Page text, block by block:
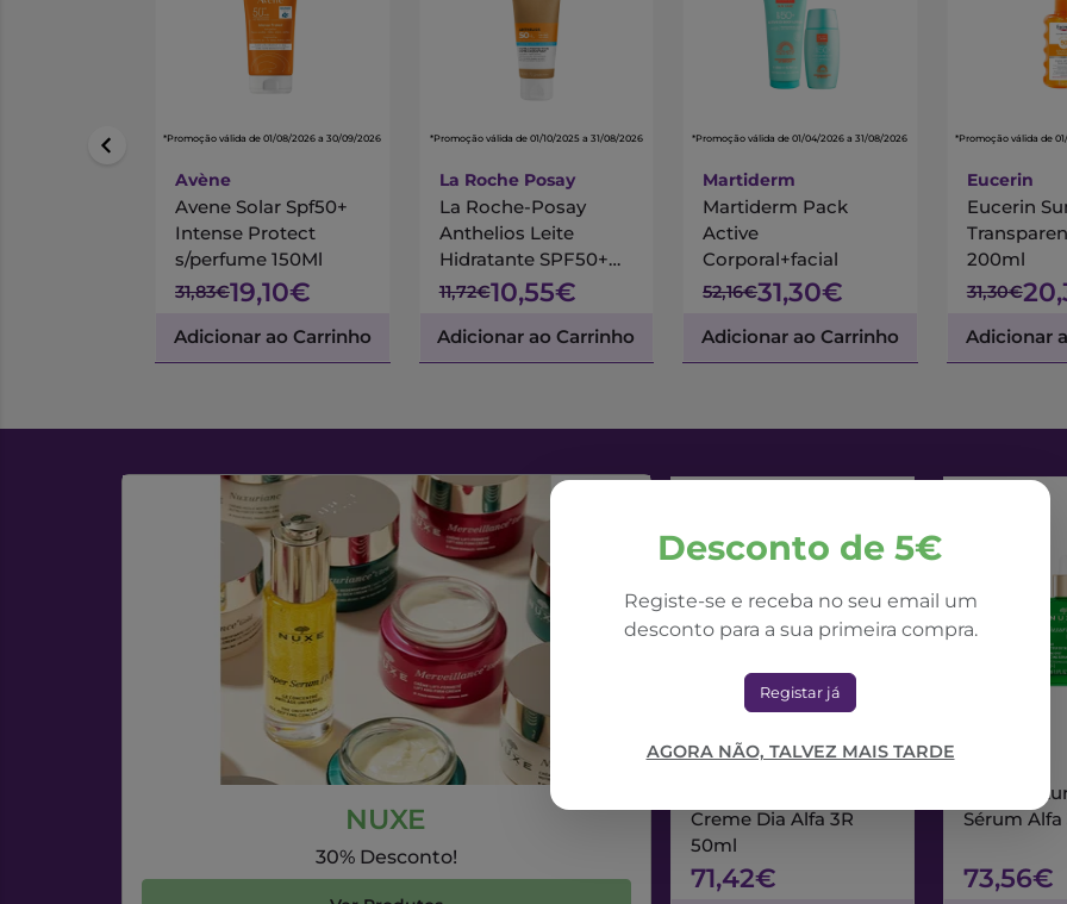
Desconto de 5€
Registe-se e receba no seu email um
desconto para a sua primeira compra.
Registar já
AGORA NÃO, TALVEZ MAIS TARDE
*Promoção válida de 01/08/2026 a 30/09/2026
Avène
Avene Solar Spf50+
Intense Protect
s/perfume 150Ml
31,83€19,10€
Adicionar ao Carrinho
*Promoção válida de 01/10/2025 a 31/08/2026
La Roche Posay
La Roche-Posay
Anthelios Leite
Hidratante SPF50+
75ml
11,72€10,55€
Adicionar ao Carrinho
*Promoção válida de 01/04/2026 a 31/08/2026
Martiderm
Martiderm Pack
Active
Corporal+facial
52,16€31,30€
Adicionar ao Carrinho
*Promoção válida de
Eucerin
Eucerin
200ml
31,30€
Adicionar
NUXE
30% Desconto!
NUXE
Creme Dia Alfa 3R
50ml
71,42€
Nuxe
Sérum
73,56€